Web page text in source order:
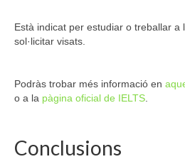
Està indicat per estudiar o treballar a
sol·licitar visats.
Podràs trobar més informació en
o a la pàgina oficial de IELTS
Conclusions